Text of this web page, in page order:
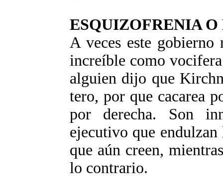
ESQUIZOFRENIA
A veces este
increíble como vocifera
alguien dijo que
tero, por que cacarea
por derecha. Son
ejecutivo que
que aún creen,
lo contrario.